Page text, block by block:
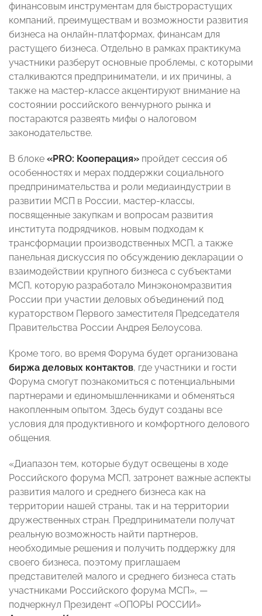
финансовым инструментам для быстрорастущих
компаний, преимуществам и возможности развития
бизнеса на онлайн-платформах, финансам для
растущего бизнеса. Отдельно в рамках практикума
участники разберут основные проблемы, с которыми
сталкиваются предприниматели, и их причины, а
также на мастер-классе акцентируют внимание на
состоянии российского венчурного рынка и
постараются развеять мифы о налоговом
законодательстве.
В блоке «PRO: Кооперация» пройдет сессия об
особенностях и мерах поддержки социального
предпринимательства и роли медиаиндустрии в
развитии МСП в России, мастер-классы,
посвященные закупкам и вопросам развития
института подрядчиков, новым подходам к
трансформации производственных МСП, а также
панельная дискуссия по обсуждению декларации о
взаимодействии крупного бизнеса с субъектами
МСП, которую разработало Минэкономразвития
России при участии деловых объединений под
кураторством Первого заместителя Председателя
Правительства России Андрея Белоусова.
Кроме того, во время Форума будет организована
биржа деловых контактов, где участники и гости
Форума смогут познакомиться с потенциальными
партнерами и единомышленниками и обменяться
накопленным опытом. Здесь будут созданы все
условия для продуктивного и комфортного делового
общения.
«Диапазон тем, которые будут освещены в ходе
Российского форума МСП, затронет важные аспекты
развития малого и среднего бизнеса как на
территории нашей страны, так и на территории
дружественных стран. Предприниматели получат
реальную возможность найти партнеров,
необходимые решения и получить поддержку для
своего бизнеса, поэтому приглашаем
представителей малого и среднего бизнеса стать
участниками Российского форума МСП», —
подчеркнул Президент «ОПОРЫ РОССИИ»